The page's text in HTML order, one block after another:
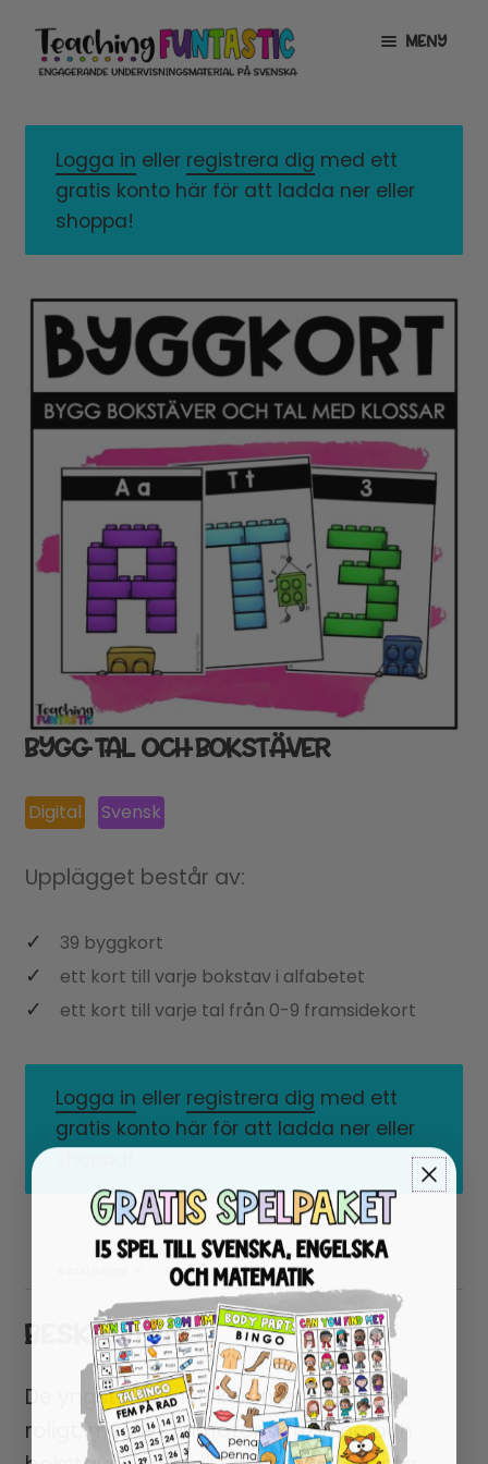
Hoppa
till
navigering
Gå
till
innehåll
MENY
MITT KONTO
GRATISMATERIAL
LICENSER
EXPANDERA
UNDERMENY
TYPSNITT
Logga in eller registrera dig med ett
gratis konto här för att ladda ner eller
shoppa!
BYGG TAL OCH BOKSTÄVER
Digital Svensk
Upplägget består av:
39 byggkort
ett kort till varje bokstav i alfabetet
ett kort till varje tal från 0-9 framsidekort
Logga in eller registrera dig med ett
gratis konto här för att ladda ner eller
Recensioner (0)
BESKRIVNING
De yngsta barnen kommer att få det
roligt, mycket finmotorisk träning och